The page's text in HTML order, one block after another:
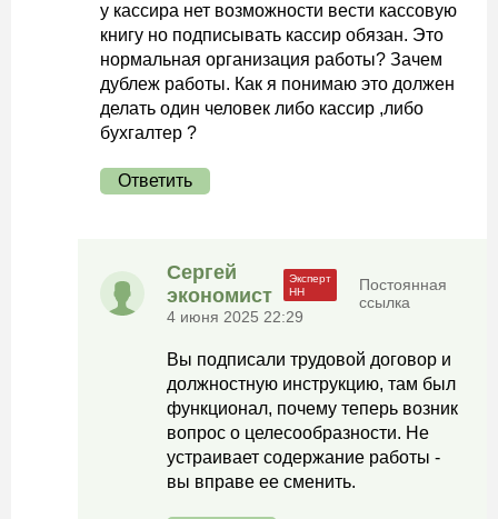
у кассира нет возможности вести кассовую
книгу но подписывать кассир обязан. Это
нормальная организация работы? Зачем
дублеж работы. Как я понимаю это должен
делать один человек либо кассир ,либо
бухгалтер ?
Ответить
Сергей
экономист
4 июня 2025 22:29
Постоянная
ссылка
Вы подписали трудовой договор и
должностную инструкцию, там был
функционал, почему теперь возник
вопрос о целесообразности. Не
устраивает содержание работы -
вы вправе ее сменить.